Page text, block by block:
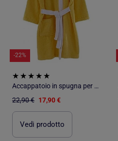
-22%
Accappatoio in spugna per bambini
22,90 € 17,90 €
Vedi prodotto